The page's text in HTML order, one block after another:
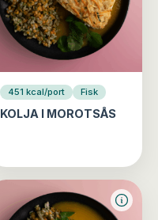
451 kcal/port Fisk
KOLJA I MOROTSÅS